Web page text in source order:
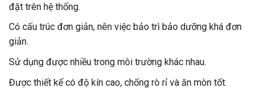
đặt trên hệ thống.
Có cấu trúc đơn giản, nên việc bảo trì bảo dưỡng khá đơn
giản.
Sử dụng được nhiều trong môi trường khác nhau.
Được thiết kế có độ kín cao, chống rò rỉ và ăn mòn tốt.